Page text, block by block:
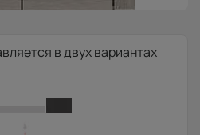
в двух вариантах